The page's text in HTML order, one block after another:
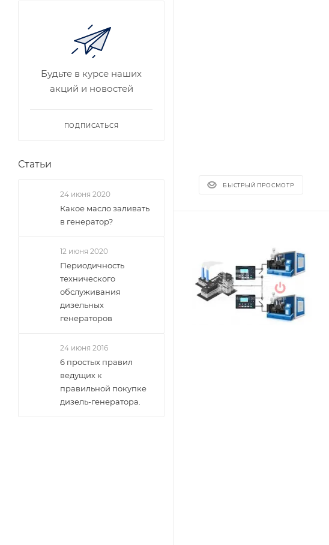
БЫСТРЫЙ ПРОСМОТР
Будьте в курсе наших
акций и новостей
ПОДПИСАТЬСЯ
Статьи
24 июня 2020
Какое масло заливать
в генератор?
12 июня 2020
Периодичность
технического
обслуживания
дизельных
генераторов
24 июня 2016
6 простых правил
ведущих к
правильной покупке
дизель-генератора.